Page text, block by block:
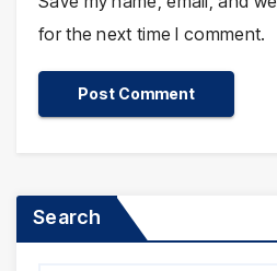
for the next time I comment.
Search